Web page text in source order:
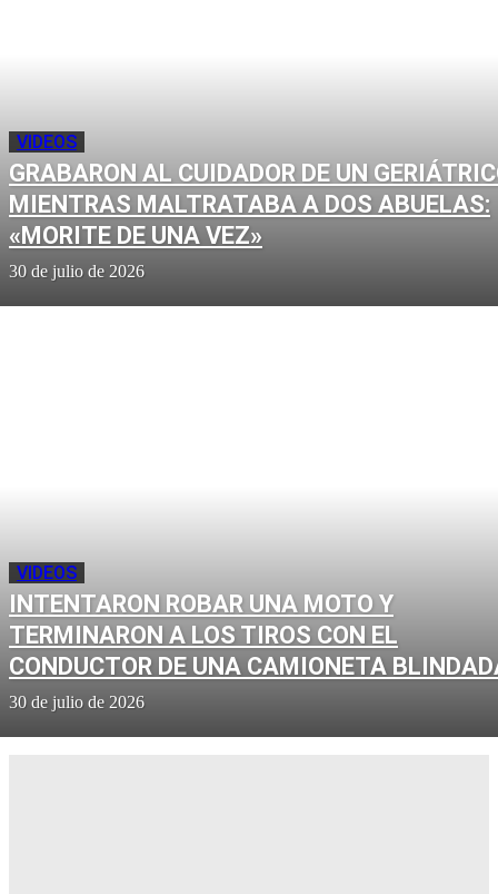
VIDEOS
GRABARON AL CUIDADOR DE UN
MIENTRAS MALTRATABA A DOS ABUELAS:
«MORITE DE UNA VEZ»
30 de julio de 2026
VIDEOS
INTENTARON ROBAR UNA MOTO Y
TERMINARON A LOS TIROS CON EL
CONDUCTOR DE UNA CAMIONETA
30 de julio de 2026